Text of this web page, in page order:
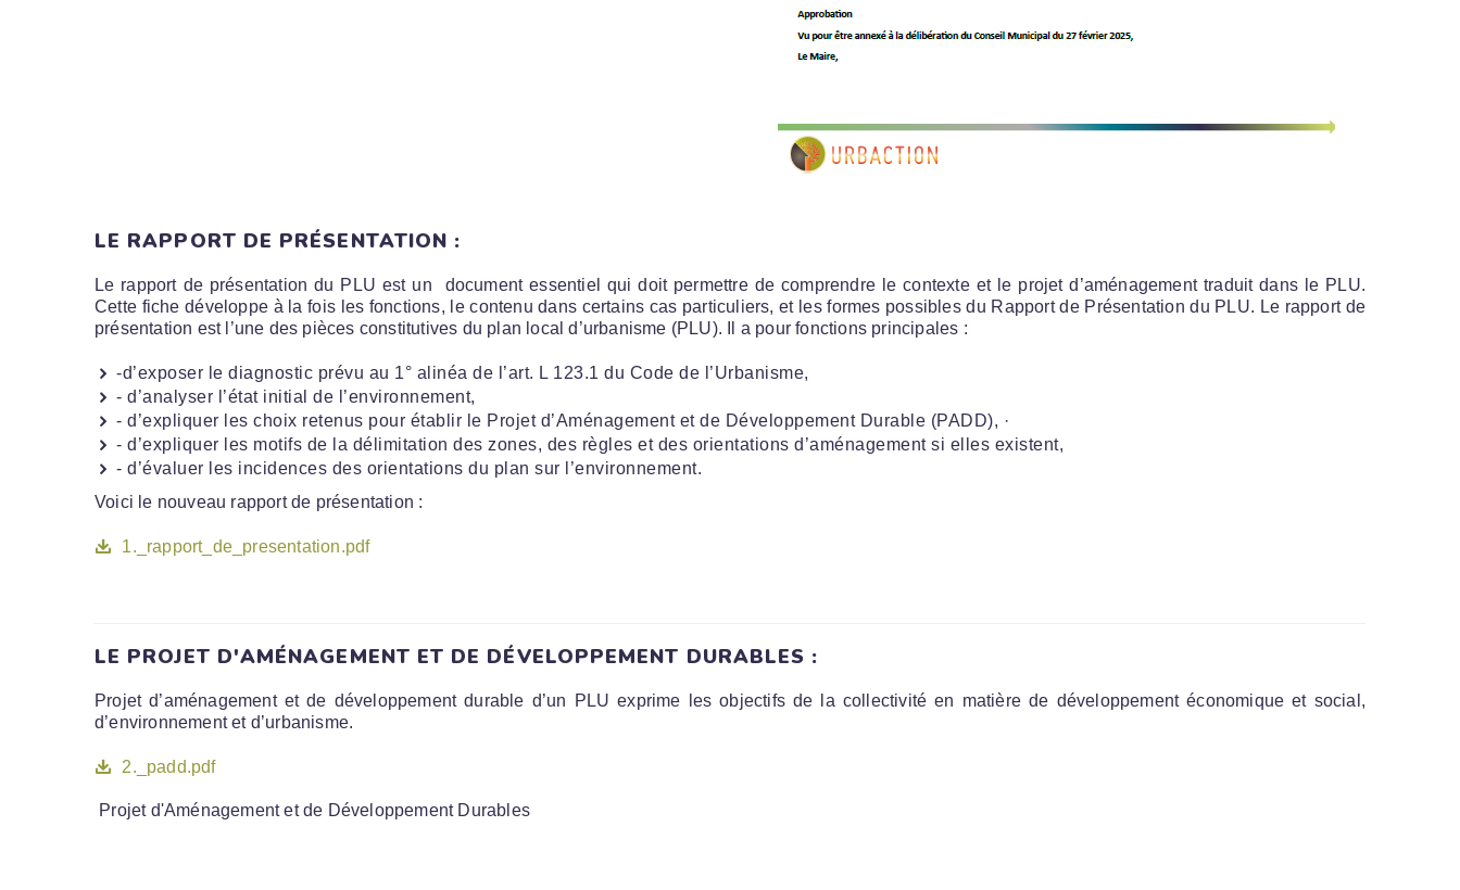
LE RAPPORT DE PRÉSENTATION :
Le rapport de présentation du PLU est un document essentiel qui doit permettre de comprendre le contexte et le projet d’aménagement traduit dans le PLU.
Cette fiche développe à la fois les fonctions, le contenu dans certains cas particuliers, et les formes possibles du Rapport de Présentation du PLU. Le rapport de
présentation est l’une des pièces constitutives du plan local d’urbanisme (PLU). Il a pour fonctions principales :
-d’exposer le diagnostic prévu au 1° alinéa de l’art. L 123.1 du Code de l’Urbanisme,
- d’analyser l’état initial de l’environnement,
- d’expliquer les choix retenus pour établir le Projet d’Aménagement et de Développement Durable (PADD), ·
- d’expliquer les motifs de la délimitation des zones, des règles et des orientations d’aménagement si elles existent,
- d’évaluer les incidences des orientations du plan sur l’environnement.
Voici le nouveau rapport de présentation :
1._rapport_de_presentation.pdf
LE PROJET D'AMÉNAGEMENT ET DE DÉVELOPPEMENT DURABLES :
Projet d’aménagement et de développement durable d’un PLU exprime les objectifs de la collectivité en matière de développement économique et social,
d’environnement et d’urbanisme.
2._padd.pdf
Projet d'Aménagement et de Développement Durables